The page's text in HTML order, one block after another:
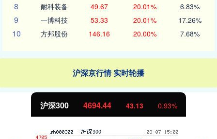
8 耐科装备 49.67 20.01% 6.83%
9 一博科技 53.33 20.01% 17.26%
10 方邦股份 146.16 20.00% 7.68%
沪深京行情 实时轮播
沪深300 4694.44 43.13 0.93%